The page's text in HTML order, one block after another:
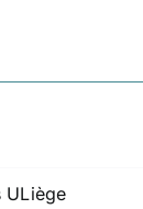
ULiège